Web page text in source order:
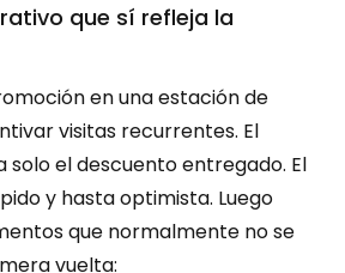
que sí refleja la
en una estación de
visitas recurrentes. El
el descuento entregado. El
y hasta optimista. Luego
que normalmente no se
vuelta: